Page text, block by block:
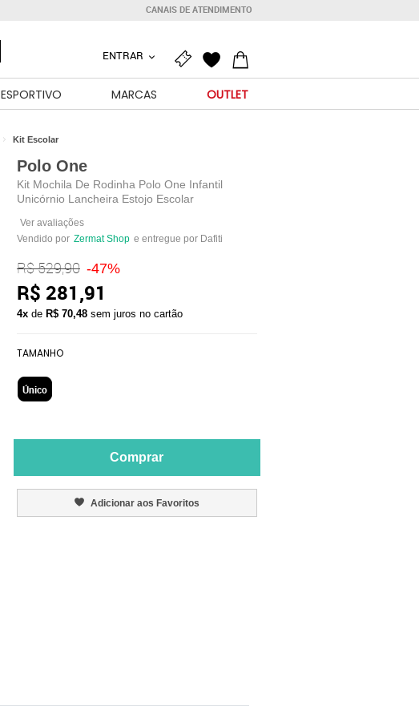
CANAIS DE ATENDIMENTO
ENTRAR
ESPORTIVO MARCAS OUTLET
Kit Escolar
Polo One
Kit Mochila De Rodinha Polo One Infantil
Unicórnio Lancheira Estojo Escolar
Ver avaliações
Vendido por Zermat Shop e entregue por Dafiti
R$ 529,90 -47%
R$ 281,91
4xde R$ 70,48 sem juros no cartão
TAMANHO
Único
Comprar
Adicionar aos Favoritos